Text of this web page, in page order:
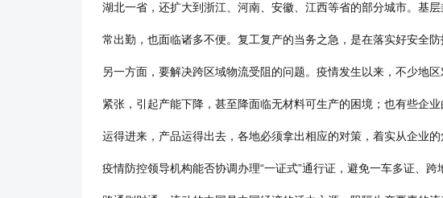
湖北一省，还扩大到浙江、河南、安徽、江西等省的部分城市。基
常出勤，也面临诸多不便。复工复产的当务之急，是在落实好安全
另一方面，要解决跨区域物流受阻的问题。疫情发生以来，不少地
紧张，引起产能下降，甚至降面临无材料可生产的困境；也有些企
运得进来，产品运得出去，各地必须拿出相应的对策，着实从企业
疫情防控领导机构能否协调办理“一证式”通行证，避免一车多证、跨